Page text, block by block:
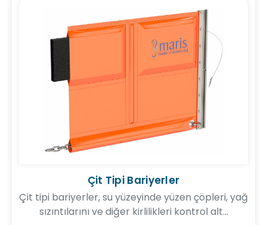
Çit Tipi Bariyerler
Çit tipi bariyerler, su yüzeyinde yüzen çöpleri, yağ
sızıntılarını ve diğer kirlilikleri kontrol alt...